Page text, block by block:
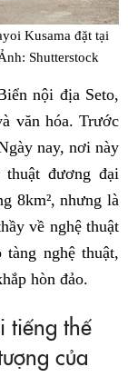
Kusama đặt tại
Shutterstock
nội địa Seto,
văn hóa. Trước
nay, nơi này
đương đại
8km², nhưng là
về nghệ thuật
nghệ thuật,
hòn đảo.
tiếng thế
của